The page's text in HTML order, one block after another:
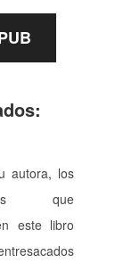
autora, los
que
este libro